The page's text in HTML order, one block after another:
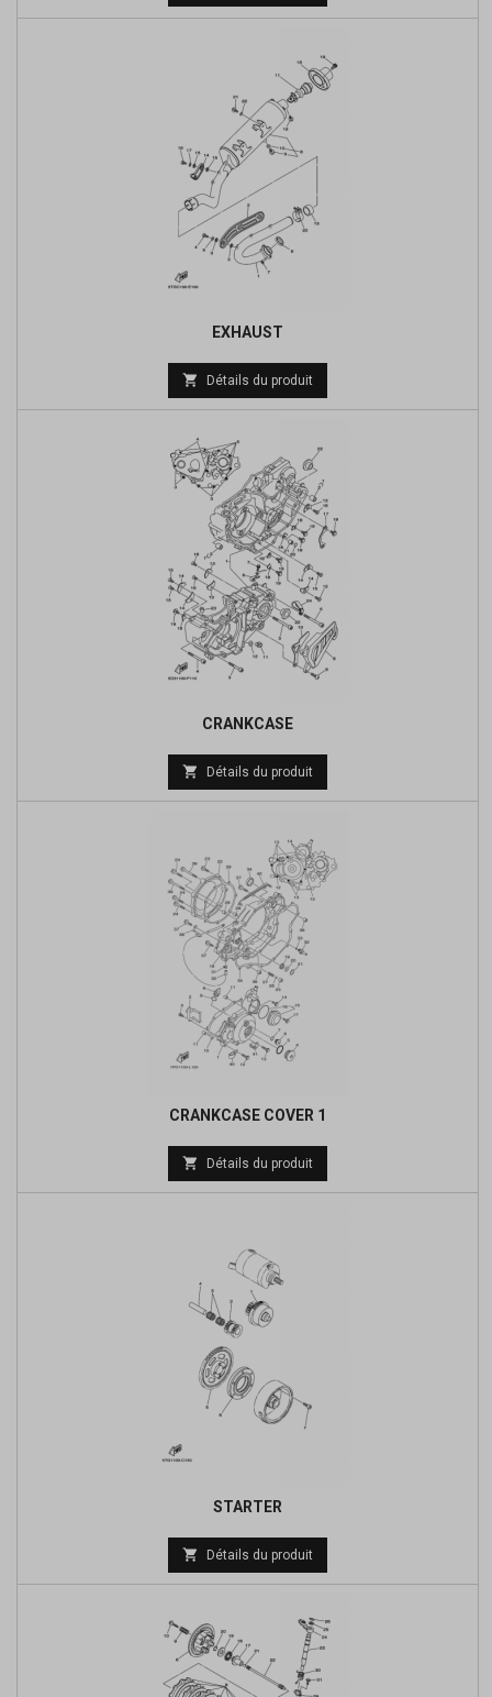
de
EXHAUST
Prix
de
 Détails du produit
CRANKCASE
Prix
de
 Détails du produit
CRANKCASE COVER 1
Prix
de
 Détails du produit
STARTER
Prix
de
 Détails du produit